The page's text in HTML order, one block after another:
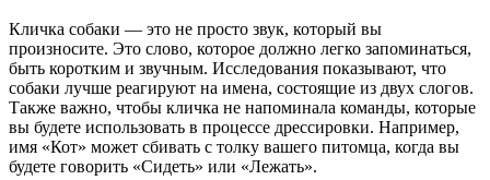
Кличка собаки — это не просто звук, который вы
произносите. Это слово, которое должно легко запоминаться,
быть коротким и звучным. Исследования показывают, что
собаки лучше реагируют на имена, состоящие из двух слогов.
Также важно, чтобы кличка не напоминала команды, которые
вы будете использовать в процессе дрессировки. Например,
имя «Кот» может сбивать с толку вашего питомца, когда вы
будете говорить «Сидеть» или «Лежать».